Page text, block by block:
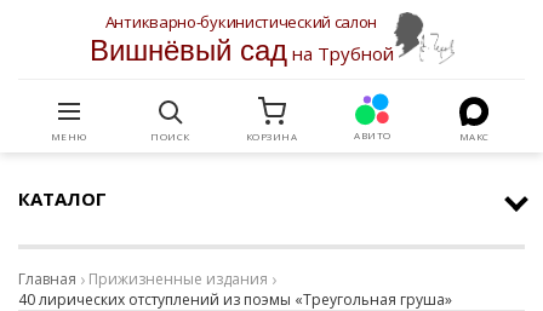
Антикварно-букинистический салон
Вишнёвый садна Трубной
МЕНЮ ПОИСК КОРЗИНА АВИТО МАКС
КАТАЛОГ
Главная
Прижизненные издания
40 лирических отступлений из поэмы «Треугольная груша»